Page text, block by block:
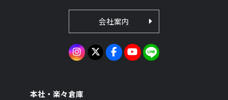
会社案内
本社・楽々倉庫